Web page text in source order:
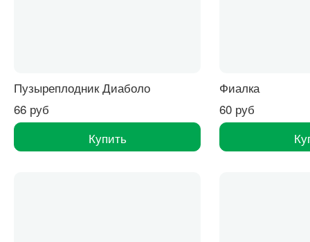
Пузыреплодник Диаболо
66 руб
Купить
Фиалка
60 руб